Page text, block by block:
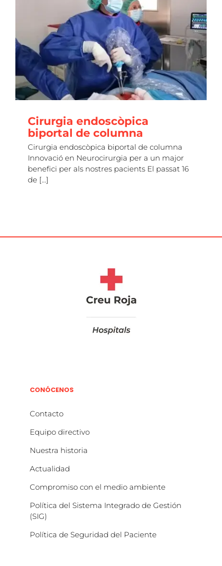
HAZ VOLUNTARIADO
HAZTE SOCIA/O
Cirurgia endoscòpica
biportal de columna
Cirurgia endoscòpica biportal de columna
Innovació en Neurocirurgia per a un major
benefici per als nostres pacients El passat 16
de [...]
CONÓCENOS
Contacto
Equipo directivo
Nuestra historia
Actualidad
Compromiso con el medio ambiente
Política del Sistema Integrado de Gestión
(SIG)
Política de Seguridad del Paciente